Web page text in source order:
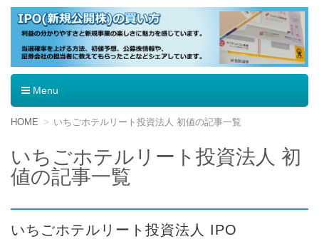
IPO（新規公開株）の買い方
Menu
コ
ン
ツ
へ
HOME いちごホテルリート投資法人 初値の記事一覧
いちごホテルリート投資法人 初
値の記事一覧
いちごホテルリート投資法人 IPO